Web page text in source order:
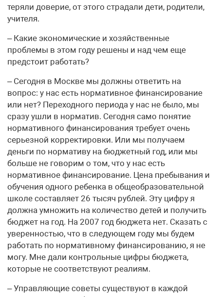
теряли доверие, от этого страдали дети, родители,
учителя.
– Какие экономические и хозяйственные
проблемы в этом году решены и над чем еще
предстоит работать?
– Сегодня в Москве мы должны ответить на
вопрос: у нас есть нормативное финансирование
или нет? Переходного периода у нас не было, мы
сразу ушли в норматив. Сегодня само понятие
нормативного финансирования требует очень
серьезной корректировки. Или мы получаем
деньги по нормативу на бюджетный год, или мы
больше не говорим о том, что у нас есть
нормативное финансирование. Цена пребывания и
обучения одного ребенка в общеобразовательной
школе составляет 26 тысяч рублей. Эту цифру я
должна умножить на количество детей и получить
бюджет на год. На 2007 год бюджета нет. Сказать с
уверенностью, что в следующем году мы будем
работать по нормативному финансированию, я не
могу. Мне дали контрольные цифры бюджета,
которые не соответствуют реалиям.
– Управляющие советы существуют в каждой